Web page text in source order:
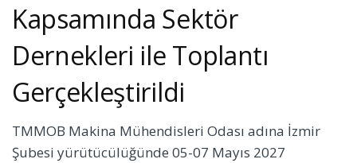
Kapsamında Sektör
Dernekleri ile Toplantı
Gerçekleştirildi
TMMOB Makina Mühendisleri Odası adına İzmir
Şubesi yürütücülüğünde 05-07 Mayıs 2027